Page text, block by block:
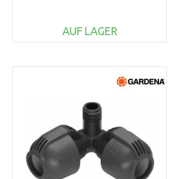
AUF LAGER